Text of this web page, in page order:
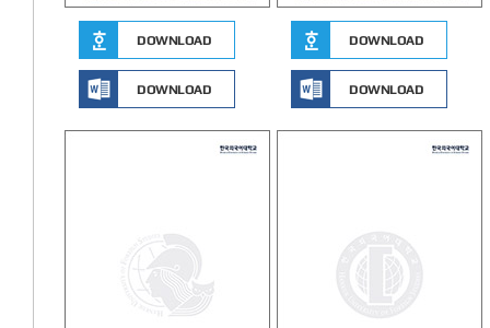
DOWNLOAD
DOWNLOAD
DOWNLOAD
DOWNLOAD